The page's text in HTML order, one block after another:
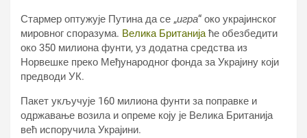
Стармер оптужује Путина да се „игра“ око украјинског
мировног споразума. Велика Британијаће обезбедити
око 350 милиона фунти, уз додатна средства из
Норвешке преко Међународног фонда за Украјину који
предводи УК.
Пакет укључује 160 милиона фунти за поправке и
одржавање возила и опреме коју је Велика Британија
већ испоручила Украјини.